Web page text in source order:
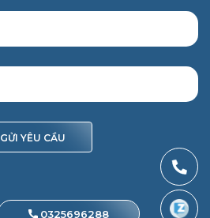
GỬI YÊU CẦU
0325696288